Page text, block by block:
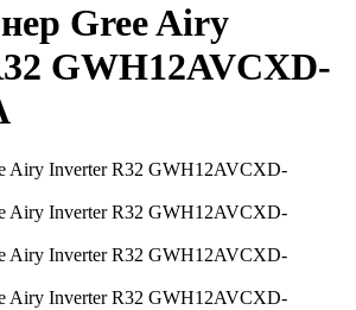
Gree Airy
GWH12AVCXD-